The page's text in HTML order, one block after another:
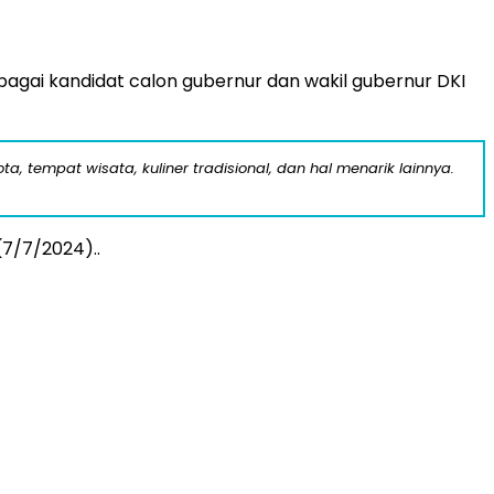
kandidat calon gubernur dan wakil gubernur DKI
tempat wisata, kuliner tradisional, dan hal menarik lainnya.
7/2024)..